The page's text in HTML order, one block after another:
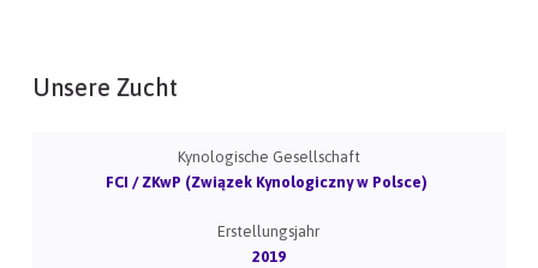
Unsere Zucht
Kynologische Gesellschaft
FCI / ZKwP (Związek Kynologiczny w Polsce)
Erstellungsjahr
2019